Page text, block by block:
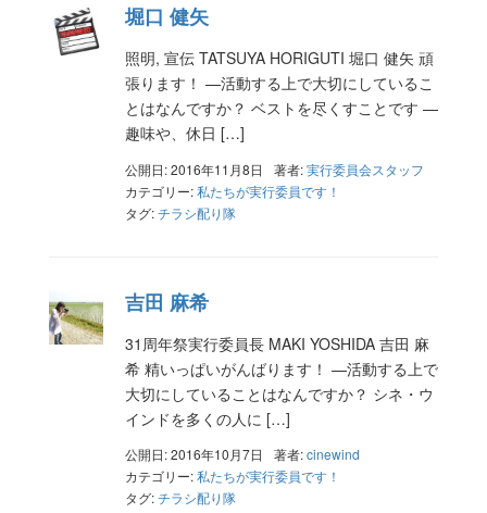
堀口 健矢
照明, 宣伝 TATSUYA HORIGUTI 堀口 健矢 頑
張ります！ —活動する上で大切にしているこ
とはなんですか？ ベストを尽くすことです —
趣味や、休日 […]
公開日: 2016年11月8日 著者:実行委員会スタッフ
カテゴリー:私たちが実行委員です！
タグ:チラシ配り隊
吉田 麻希
31周年祭実行委員長 MAKI YOSHIDA 吉田 麻
希 精いっぱいがんばります！ —活動する上で
大切にしていることはなんですか？ シネ・ウ
インドを多くの人に […]
公開日: 2016年10月7日 著者:cinewind
カテゴリー:私たちが実行委員です！
タグ:チラシ配り隊